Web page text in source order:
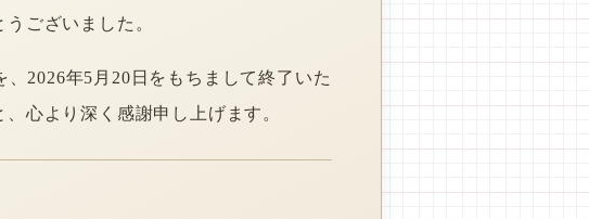
ございました。
2026年5月20日をもちまして終了いた
心より深く感謝申し上げます。